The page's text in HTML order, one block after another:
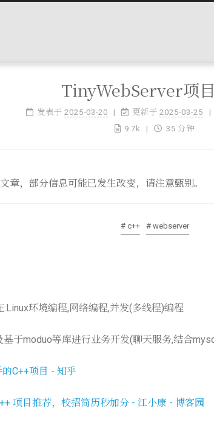
TinyWebServer项
发表于 2025-03-20 更新于 2025-03-25
9.7k
35 分钟
章，部分信息可能已发生改变，请注意甄别。
# c++ # webserver
环境编程,网络编程,并发(多线程)编程
于moduo等库进行业务开发(聊天服务,结合
C++项目 - 知乎
项目推荐，校招简历秒加分 - 江小康 - 博客园